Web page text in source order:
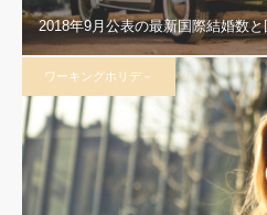
2018年9月公表の最新国際結婚数
ワーキングホリデ－